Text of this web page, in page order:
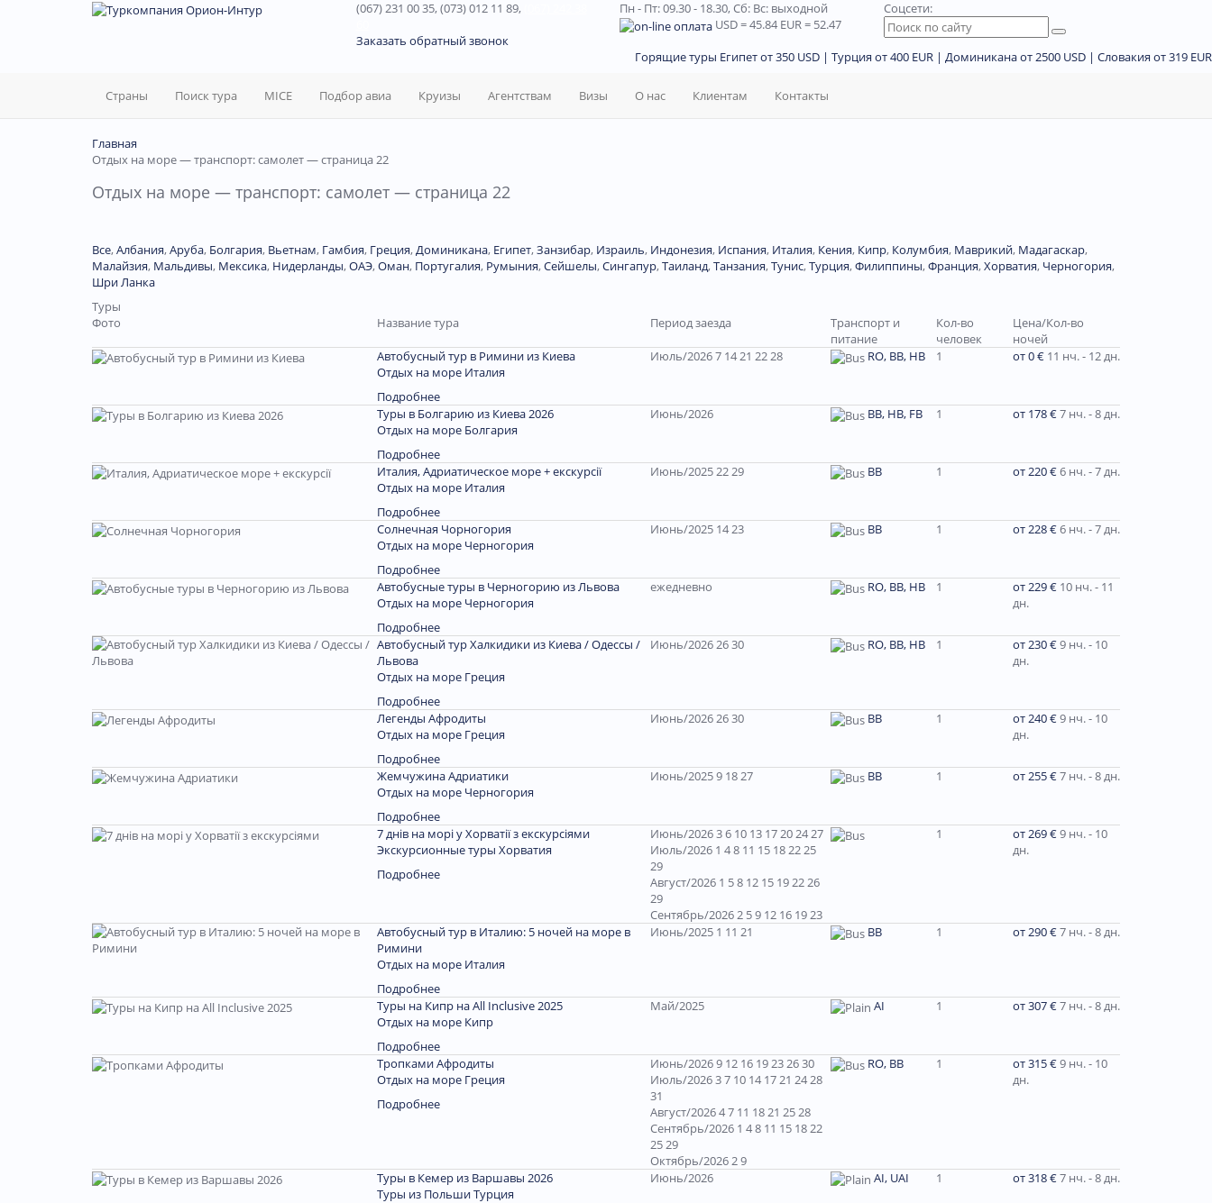
(067) 231 00 35, (073) 012 11 89,
Заказать обратный звонок
Пн - Пт: 09.30 - 18.30,Сб: Вс: выходной
USD= 45.84EUR= 52.47
Соцсети:
Горящие туры Египет от 350 USD | Турция от 400 EUR | Доминикана от 2500 USD | Словакия от 319 EUR
Страны Поиск тура MICE Подбор авиа Круизы Агентствам Визы О нас Клиентам Контакты
Главная
Отдых на море — транспорт: самолет — страница 22
Отдых на море — транспорт: самолет — страница 22
Все,Албания,Аруба, Болгария, Вьетнам, Гамбия, Греция,Доминиканa, Египет,Занзибар, Израиль, Индонезия, Испания, Италия, Кения, Кипр, Колумбия, Маврикий, Мадагаскар,
Малайзия, Мальдивы, Мексика, Нидерланды,ОАЭ,Оман, Португалия, Румыния,Сейшелы,Сингапур,Таиланд,Танзания,Тунис,Турция,Филиппины,Франция,Хорватия, Черногория,
Шри Ланка
Туры
Фото
Название тура Период заезда
Транспорт и
питание
Кол-во
человек
Цена/Кол-во
ночей
Автобусный тур в Римини из Киева
Отдых на море Италия
Подробнее
Июль/2026 7 14 21 22 28 RO, BB, HB 1 от 0 € 11 нч. - 12 дн.
Туры в Болгарию из Киева 2026
Отдых на море Болгария
Подробнее
Июнь/2026 BB, HB, FB 1 от 178 €7 нч. - 8 дн.
Италия, Адриатическое море + екскурсії
Отдых на море Италия
Подробнее
Июнь/2025 22 29 BB 1 от 220 €6 нч. - 7 дн.
Солнечная Чорногория
Отдых на море Черногория
Подробнее
Июнь/2025 14 23 BB 1 от 228 €6 нч. - 7 дн.
Автобусные туры в Черногорию из Львова
Отдых на море Черногория
Подробнее
ежедневно RO, BB, HB 1 от 229 € 10 нч. - 11
дн.
Автобусный тур Халкидики из Киева / Одессы /
Львова
Отдых на море Греция
Подробнее
Июнь/2026 26 30 RO, BB, HB 1 от 230 €9 нч. - 10
дн.
Легенды Афродиты
Отдых на море Греция
Подробнее
Июнь/2026 26 30 ВВ 1 от 240 €9 нч. - 10
дн.
Жемчужина Адриатики
Отдых на море Черногория
Подробнее
Июнь/2025 9 18 27 BB 1 от 255 €7 нч. - 8 дн.
7 днів на морі у Хорватії з екскурсіями
Экскурсионные туры Хорватия
Подробнее
Июнь/2026 3 6 10 13 17 20 24 27
Июль/2026 1 4 8 11 15 18 22 25
29
Август/2026 1 5 8 12 15 19 22 26
29
Сентябрь/2026 2 5 9 12 16 19 23
1 от 269 €9 нч. - 10
дн.
Автобусный тур в Италию: 5 ночей на море в
Римини
Отдых на море Италия
Подробнее
Июнь/2025 1 11 21 ВВ 1 от 290 €7 нч. - 8 дн.
Туры на Кипр на All Inclusive 2025
Отдых на море Кипр
Подробнее
Май/2025 AI 1 от 307 €7 нч. - 8 дн.
Тропками Афродиты
Отдых на море Греция
Подробнее
Июнь/2026 9 12 16 19 23 26 30
Июль/2026 3 7 10 14 17 21 24 28
31
Август/2026 4 7 11 18 21 25 28
Сентябрь/2026 1 4 8 11 15 18 22
25 29
Октябрь/2026 2 9
RO, BB 1 от 315 €9 нч. - 10
дн.
Туры в Кемер из Варшавы 2026
Туры из Польши Турция
Июнь/2026 AI, UAI 1 от 318 €7 нч. - 8 дн.